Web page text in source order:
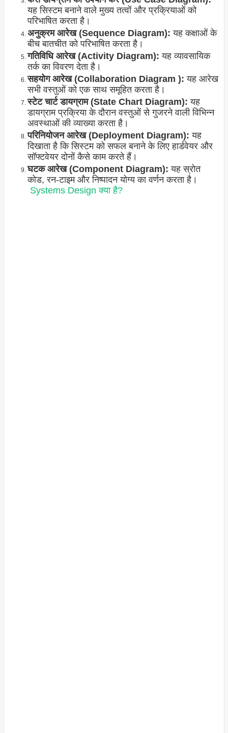
यह सिस्टम बनाने वाले मुख्य तत्वों और प्रक्रियाओं को
परिभाषित करता है।
अनुक्रम आरेख (Sequence Diagram): यह कक्षाओं के
बीच बातचीत को परिभाषित करता है।
गतिविधि आरेख (Activity Diagram): यह व्यावसायिक
तर्क का विवरण देता है।
सहयोग आरेख (Collaboration Diagram ): यह आरेख
सभी वस्तुओं को एक साथ समूहित करता है।
स्टेट चार्ट डायग्राम (State Chart Diagram): यह
डायग्राम प्रक्रिया के दौरान वस्तुओं से गुजरने वाली विभिन्न
अवस्थाओं की व्याख्या करता है।
परिनियोजन आरेख (Deployment Diagram): यह
दिखाता है कि सिस्टम को सफल बनाने के लिए हार्डवेयर और
सॉफ्टवेयर दोनों कैसे काम करते हैं।
घटक आरेख (Component Diagram): यह स्रोत
कोड, रन-टाइम और निष्पादन योग्य का वर्णन करता है।
Systems Design क्या है?